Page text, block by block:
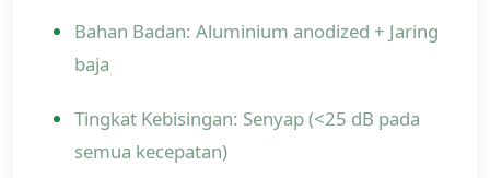
Bahan Badan: Aluminium anodized + Jaring
baja
Tingkat Kebisingan: Senyap (<25 dB pada
semua kecepatan)